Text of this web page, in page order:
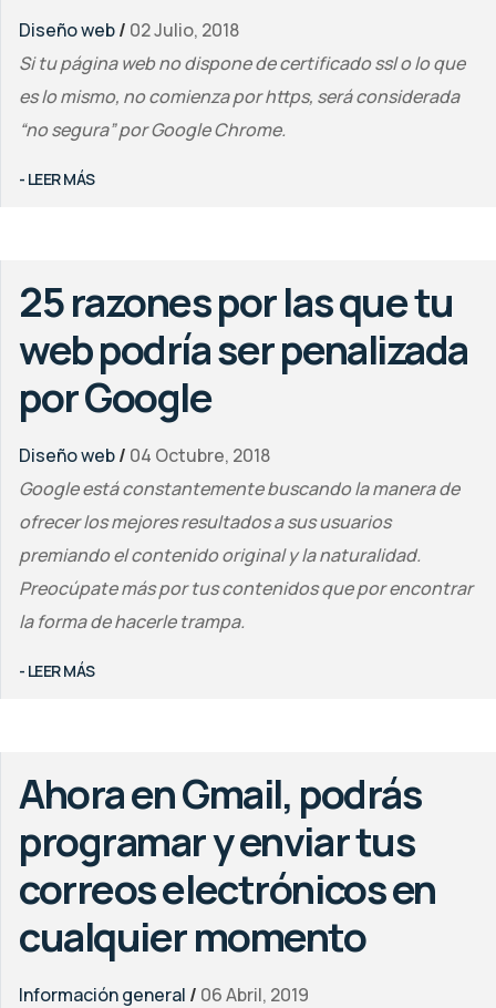
Diseño web/ 02 Julio, 2018
Si tu página web no dispone de certificado ssl o lo que
es lo mismo, no comienza por https, será considerada
“no segura” por Google Chrome.
- LEER MÁS
25 razones por las que tu
web podría ser penalizada
por Google
Diseño web/ 04 Octubre, 2018
Google está constantemente buscando la manera de
ofrecer los mejores resultados a sus usuarios
premiando el contenido original y la naturalidad.
Preocúpate más por tus contenidos que por encontrar
la forma de hacerle trampa.
- LEER MÁS
Ahora en Gmail, podrás
programar y enviar tus
correos electrónicos en
cualquier momento
Información general / 06 Abril, 2019